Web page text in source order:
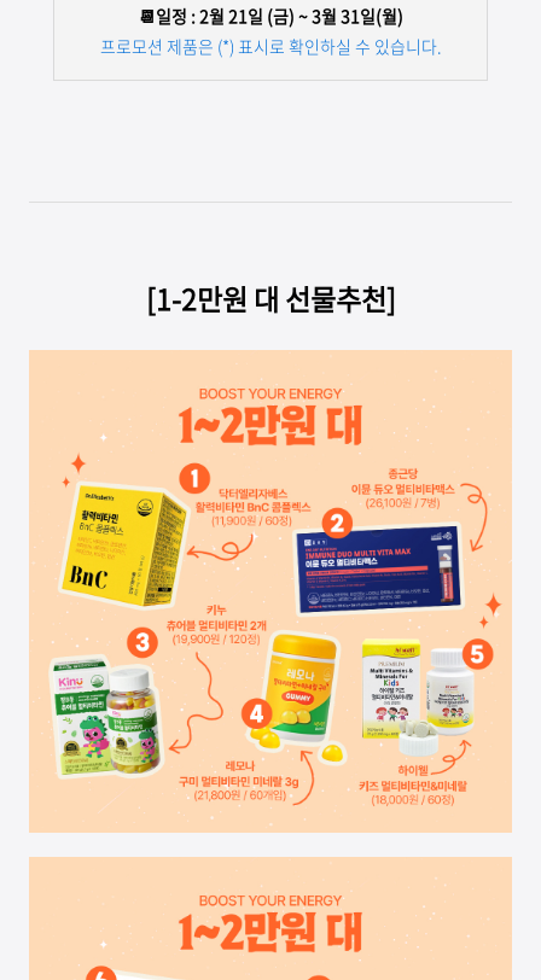
📆일정 : 2월 21일 (금) ~ 3월 31일(월)
프로모션 제품은 (*) 표시로 확인하실 수 있습니다.
[1-2만원 대 선물추천]